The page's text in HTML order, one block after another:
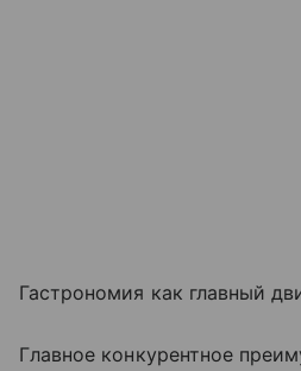
Гастрономия как главный
Главное конкурентное